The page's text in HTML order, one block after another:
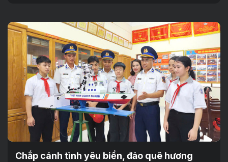
Chắp cánh tình yêu biển, đảo quê hương